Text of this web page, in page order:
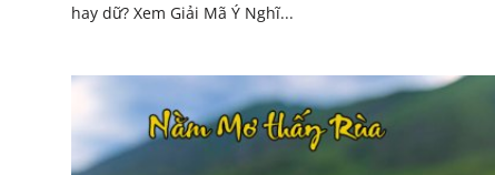
hay dữ? Xem Giải Mã Ý Nghĩ...